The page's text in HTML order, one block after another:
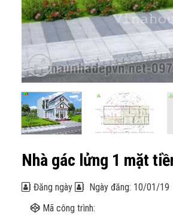
Nhà gác lửng 1 mặt
Đăng ngày Ngày đăng: 10/01/19
Mã công trình: